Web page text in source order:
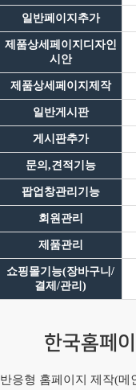
일반페이지추가
제품상세페이지디자인
시안
제품상세페이지제작
일반게시판
게시판추가
문의,견적기능
팝업창관리기능
회원관리
제품관리
쇼핑몰기능(장바구니/
결제/관리)
한국홈페
반응형 홈페이지 제작(메